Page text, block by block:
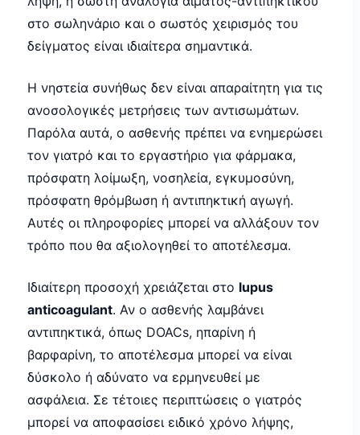
στο σωληνάριο και ο σωστός χειρισμός του
δείγματος είναι ιδιαίτερα σημαντικά.
Η νηστεία συνήθως δεν είναι απαραίτητη για τις
ανοσολογικές μετρήσεις των αντισωμάτων.
Παρόλα αυτά, ο ασθενής πρέπει να ενημερώσει
τον γιατρό και το εργαστήριο για φάρμακα,
πρόσφατη λοίμωξη, νοσηλεία, εγκυμοσύνη,
πρόσφατη θρόμβωση ή αντιπηκτική αγωγή.
Αυτές οι πληροφορίες μπορεί να αλλάξουν τον
τρόπο που θα αξιολογηθεί το αποτέλεσμα.
Ιδιαίτερη προσοχή χρειάζεται στο lupus
anticoagulant. Αν ο ασθενής λαμβάνει
αντιπηκτικά, όπως DOACs, ηπαρίνη ή
βαρφαρίνη, το αποτέλεσμα μπορεί να είναι
δύσκολο ή αδύνατο να ερμηνευθεί με
ασφάλεια. Σε τέτοιες περιπτώσεις ο γιατρός
μπορεί να αποφασίσει ειδικό χρόνο λήψης,